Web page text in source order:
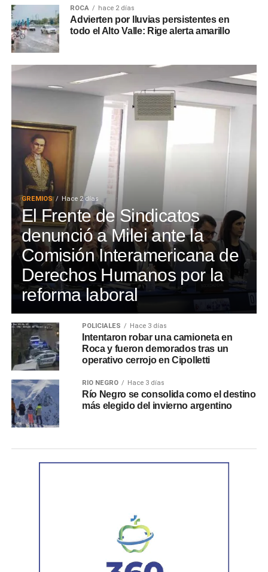
ROCA hace 2 días
Advierten por lluvias persistentes en
todo el Alto Valle: Rige alerta amarillo
GREMIOS Hace 2 días
El Frente de Sindicatos
denunció a Milei ante la
Comisión Interamericana de
Derechos Humanos por la
reforma laboral
POLICIALES Hace 3 días
Intentaron robar una camioneta en
Roca y fueron demorados tras un
operativo cerrojo en Cipolletti
RÍO NEGRO Hace 3 días
Río Negro se consolida como el destino
más elegido del invierno argentino